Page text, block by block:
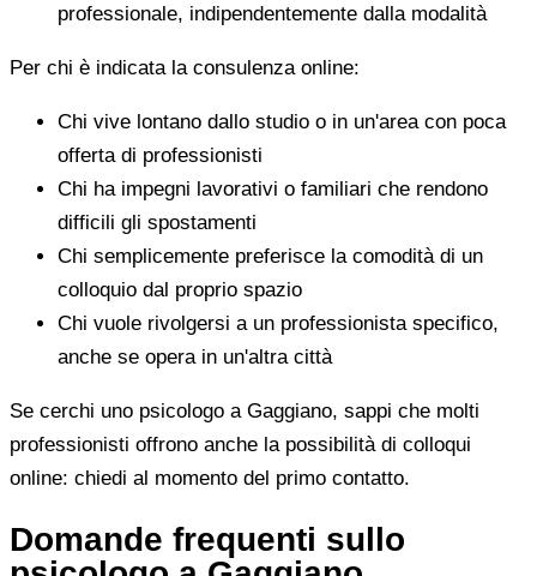
professionale, indipendentemente dalla modalità
Per chi è indicata la consulenza online:
Chi vive lontano dallo studio o in un'area con poca
offerta di professionisti
Chi ha impegni lavorativi o familiari che rendono
difficili gli spostamenti
Chi semplicemente preferisce la comodità di un
colloquio dal proprio spazio
Chi vuole rivolgersi a un professionista specifico,
anche se opera in un'altra città
Se cerchi uno psicologo a Gaggiano, sappi che molti
professionisti offrono anche la possibilità di colloqui
online: chiedi al momento del primo contatto.
Domande frequenti sullo